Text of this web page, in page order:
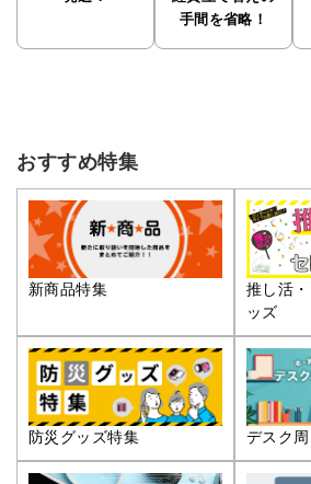
手間を省略！
おすすめ特集
新商品特集
推し活
ッズ
防災グッズ特集 デスク